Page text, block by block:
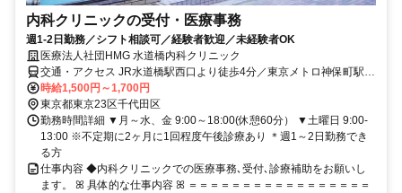
内科クリニックの受付・医療事務
週1-2日勤務／シフト相談可／経験者歓迎／未経験者OK
医療法人社団HMG 水道橋内科クリニック
交通・アクセス JR水道橋駅西口より徒歩4分／東京メトロ神保町駅よ
り徒歩7分
時給1,500円～1,700円
東京都東京23区千代田区
勤務時間詳細 ▼月～水、金 9:00～18:00(休憩60分） ▼土曜日 9:00-
13:00 ※不定期に2ヶ月に1回程度午後診療あり ＊週1～2日勤務でき
る方
仕事内容 ◆内科クリニックでの医療事務､受付､診療補助をお願いし
ます。 ꕤ 具体的な仕事内容 ꕤ ＝＝＝＝＝＝＝＝＝＝＝＝＝＝＝＝＝